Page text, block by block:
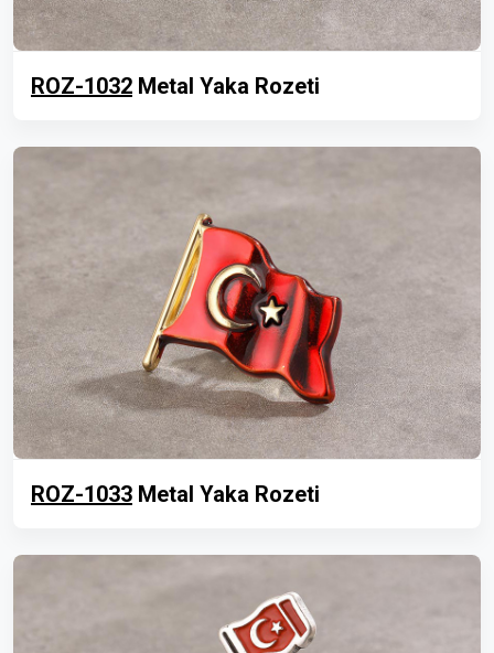
ROZ-1032 Metal Yaka Rozeti
ROZ-1033 Metal Yaka Rozeti